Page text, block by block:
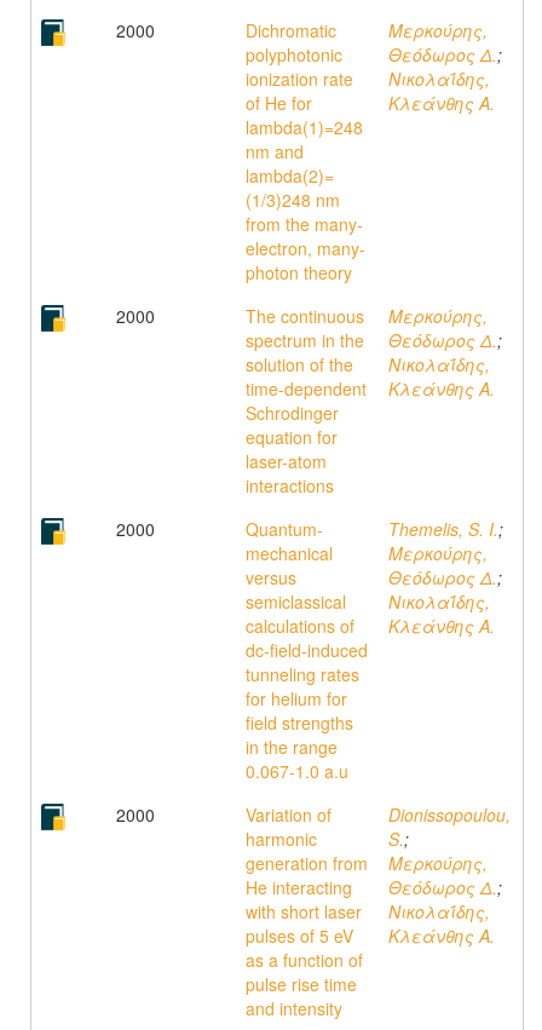
2000
Dichromatic
polyphotonic
ionization rate
of He for
lambda(1)=248
nm and
lambda(2)=
(1/3)248 nm
from the many-
electron, many-
photon theory
Μερκούρης,
Θεόδωρος Δ.;
Νικολαΐδης,
Κλεάνθης A.
2000
The continuous
spectrum in the
solution of the
time-dependent
Schrodinger
equation for
laser-atom
interactions
Μερκούρης,
Θεόδωρος Δ.;
Νικολαΐδης,
Κλεάνθης A.
2000
Quantum-
mechanical
versus
semiclassical
calculations of
dc-field-induced
tunneling rates
for helium for
field strengths
in the range
0.067-1.0 a.u
Themelis, S. I.;
Μερκούρης,
Θεόδωρος Δ.;
Νικολαΐδης,
Κλεάνθης A.
2000
Variation of
harmonic
generation from
He interacting
with short laser
pulses of 5 eV
as a function of
pulse rise time
and intensity
Dionissopoulou,
S.;
Μερκούρης,
Θεόδωρος Δ.;
Νικολαΐδης,
Κλεάνθης A.